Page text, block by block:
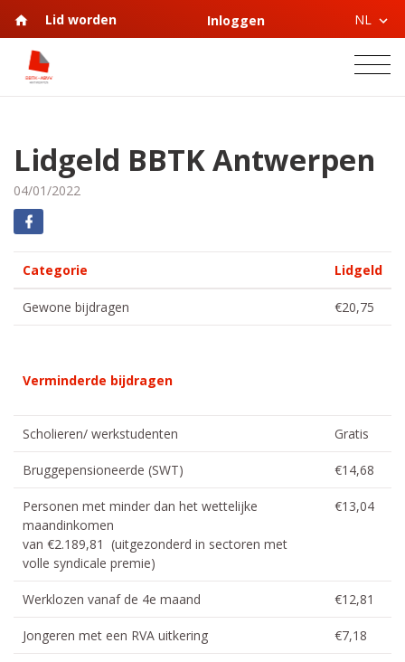
Lid worden Inloggen NL
Lidgeld BBTK Antwerpen
04/01/2022
Categorie Lidgeld
Gewone bijdragen €20,75
Verminderde bijdragen
Scholieren/ werkstudenten Gratis
Bruggepensioneerde (SWT) €14,68
Personen met minder dan het wettelijke
maandinkomen
van €2.189,81 (uitgezonderd in sectoren met
volle syndicale premie)
€13,04
Werklozen vanaf de 4e maand €12,81
Jongeren met een RVA uitkering €7,18